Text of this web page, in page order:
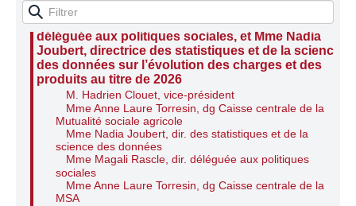
générale de la Caisse centrale de la Mutualité
sociale agricole, Mme Magali Rascle, directrice
déléguée aux politiques sociales, et Mme Nadia
Joubert, directrice des statistiques et de la science
des données sur l’évolution des charges et des
produits au titre de 2026
M. Hadrien Clouet, vice-président
Mme Anne Laure Torresin, dg Caisse centrale de la
Mutualité sociale agricole
Mme Nadia Joubert, dir. des statistiques et de la
science des données
Mme Magali Rascle, dir. déléguée aux politiques
sociales
Mme Anne Laure Torresin, dg Caisse centrale de la
MSA